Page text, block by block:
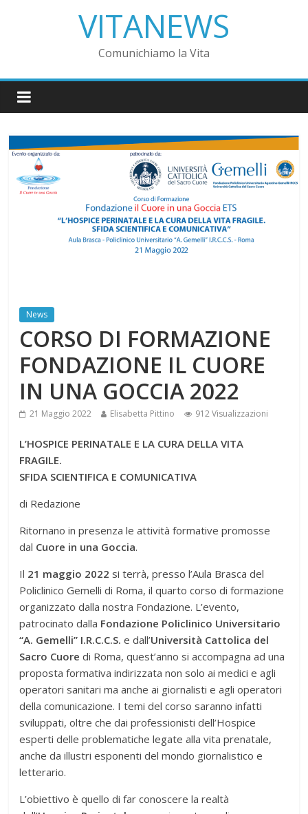
VITANEWS
Comunichiamo la Vita
News
CORSO DI FORMAZIONE
FONDAZIONE IL CUORE
IN UNA GOCCIA 2022
21 Maggio 2022 Elisabetta Pittino 912 Visualizzazioni
L’HOSPICE PERINATALE E LA CURA DELLA VITA
FRAGILE.
SFIDA SCIENTIFICA E COMUNICATIVA
di Redazione
Ritornano in presenza le attività formative promosse
dal Cuore in una Goccia.
Il 21 maggio 2022 si terrà, presso l’Aula Brasca del
Policlinico Gemelli di Roma, il quarto corso di formazione
organizzato dalla nostra Fondazione. L’evento,
patrocinato dalla Fondazione Policlinico Universitario
“A. Gemelli” I.R.C.C.S. e dall’Università Cattolica del
Sacro Cuore di Roma, quest’anno si accompagna ad una
proposta formativa indirizzata non solo ai medici e agli
operatori sanitari ma anche ai giornalisti e agli operatori
della comunicazione. I temi del corso saranno infatti
sviluppati, oltre che dai professionisti dell’Hospice
esperti delle problematiche legate alla vita prenatale,
anche da illustri esponenti del mondo giornalistico e
letterario.
L’obiettivo è quello di far conoscere la realtà